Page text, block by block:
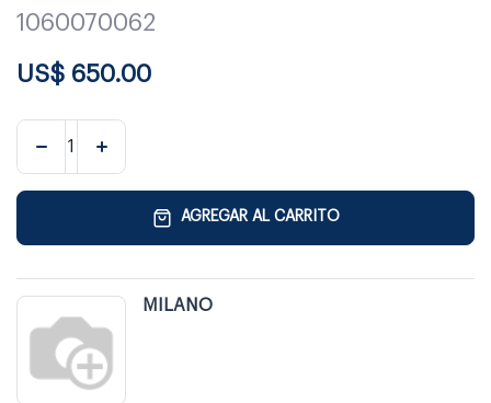
1060070062
US$ 650.00
AGREGAR AL CARRITO
MILANO